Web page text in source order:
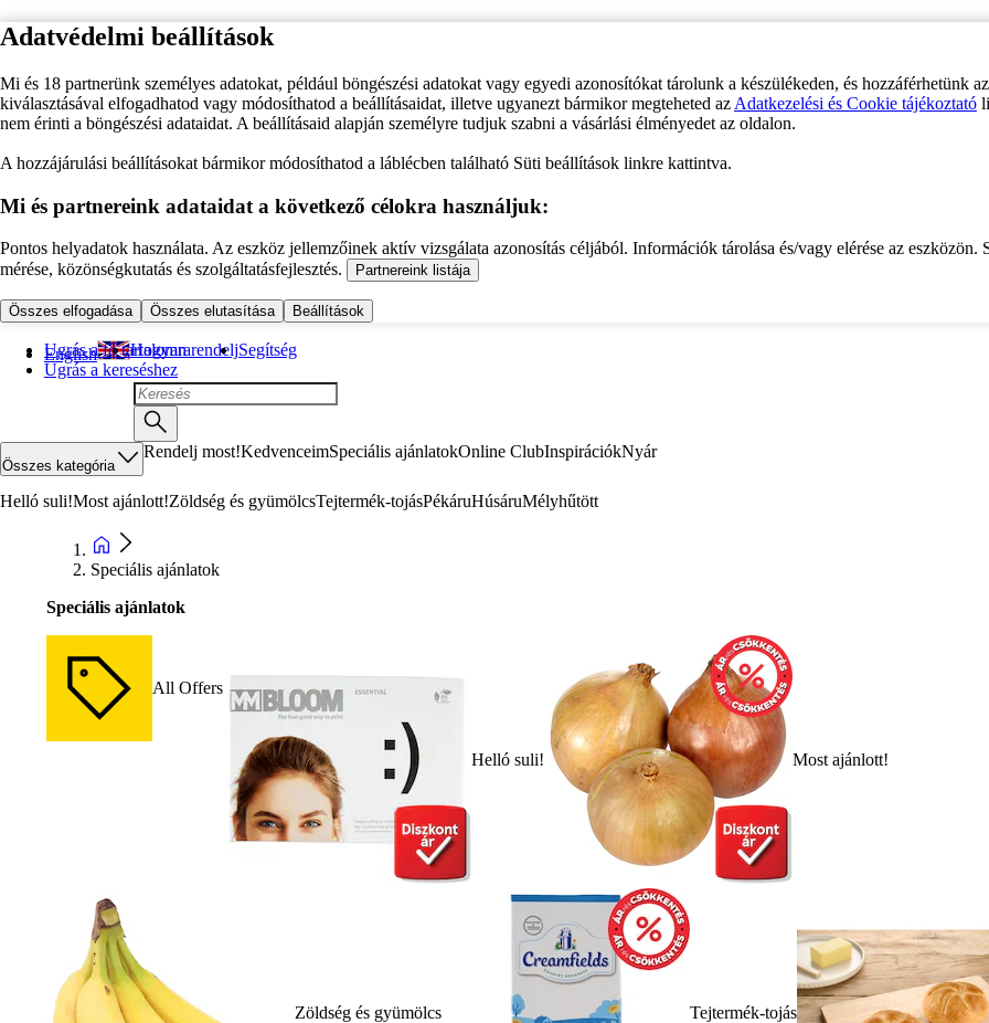
Adatvédelmi beállítások
Mi és 18 partnerünk személyes adatokat, például böngészési adatokat vagy egyedi azonosítókat tárolunk a készülékeden, és hozzáférhetünk
kiválasztásával elfogadhatod vagy módosíthatod a beállításaidat, illetve ugyanezt bármikor megteheted az Adatkezelési és Cookie tájékoztató
nem érinti a böngészési adataidat. A beállításaid alapján személyre tudjuk szabni a vásárlási élményedet az oldalon.
A hozzájárulási beállításokat bármikor módosíthatod a láblécben található Süti beállítások linkre kattintva.
Mi és partnereink adataidat a következő célokra használjuk:
Pontos helyadatok használata. Az eszköz jellemzőinek aktív vizsgálata azonosítás céljából. Információk tárolása és/vagy elérése az eszközön.
mérése, közönségkutatás és szolgáltatásfejlesztés.
Partnereink listája
Összes elfogadása Összes elutasítása Beállítások
Ugrás a fő tartalomra
Ugrás a kereséshez
English Hogyan rendeljSegítség
Összes kategória
Rendelj most!KedvenceimSpeciális ajánlatokOnline ClubInspirációkNyár
Helló suli!Most ajánlott!Zöldség és gyümölcsTejtermék-tojásPékáruHúsáruMélyhűtött
Speciális ajánlatok
Speciális ajánlatok
All Offers
Helló suli! Most ajánlott!
Zöldség és gyümölcs Tejtermék-tojás